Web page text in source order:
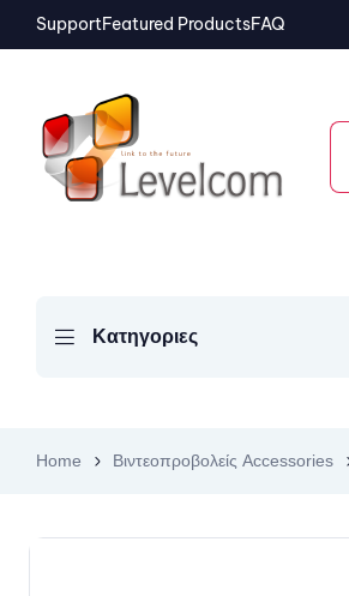
SupportFeatured ProductsFAQ
Κατηγοριες
Home Βιντεοπροβολείς Accessories